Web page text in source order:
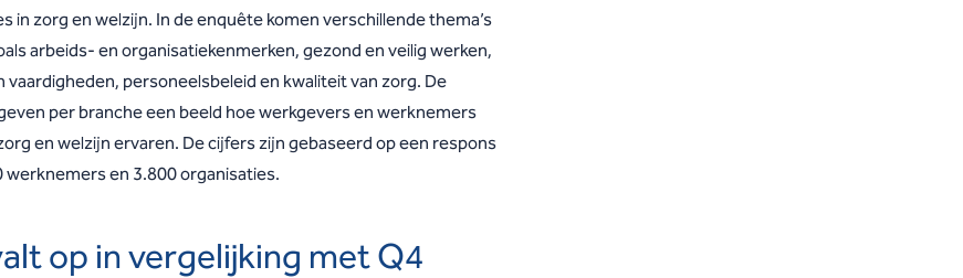
in zorg en welzijn. In de enquête komen verschillende thema’s
arbeids- en organisatiekenmerken, gezond en veilig werken,
vaardigheden, personeelsbeleid en kwaliteit van zorg. De
per branche een beeld hoe werkgevers en werknemers
en welzijn ervaren. De cijfers zijn gebaseerd op een respons
werknemers en 3.800 organisaties.
op in vergelijking met Q4